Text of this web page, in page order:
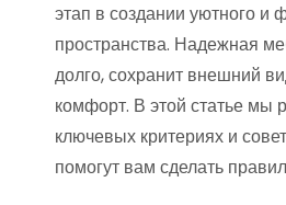
этап в создании уютного и
пространства. Надежная
долго, сохранит внешний
комфорт. В этой статье мы
ключевых критериях и
помогут вам сделать